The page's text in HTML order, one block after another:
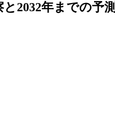
2032年までの予測